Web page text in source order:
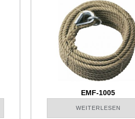
EMF-1005
WEITERLESEN